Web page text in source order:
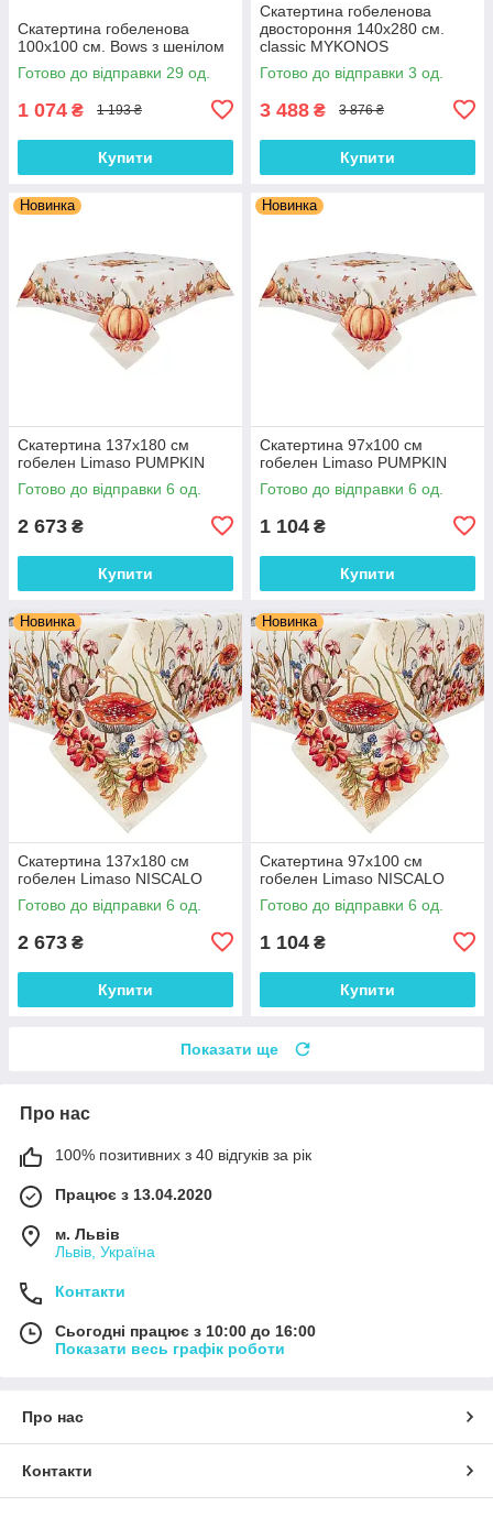
Скатертина гобеленова
100х100 см. Bows з шенілом
Готово до відправки 29 од.
1 074 ₴ 1 193 ₴
Купити
Скатертина гобеленова
двостороння 140х280 см.
classic MYKONOS
Готово до відправки 3 од.
3 488 ₴ 3 876 ₴
Купити
Новинка
Скатертина 137х180 см
гобелен Limaso PUMPKIN
Готово до відправки 6 од.
2 673 ₴
Купити
Новинка
Скатертина 97х100 см
гобелен Limaso PUMPKIN
Готово до відправки 6 од.
1 104 ₴
Купити
Новинка
Скатертина 137х180 см
гобелен Limaso NISCALO
Готово до відправки 6 од.
2 673 ₴
Купити
Новинка
Скатертина 97х100 см
гобелен Limaso NISCALO
Готово до відправки 6 од.
1 104 ₴
Купити
Показати ще
Про нас
100% позитивних з 40 відгуків за рік
Працює з 13.04.2020
м. Львів
Львів, Україна
Контакти
Сьогодні працює з 10:00 до 16:00
Показати весь графік роботи
Про нас
Контакти